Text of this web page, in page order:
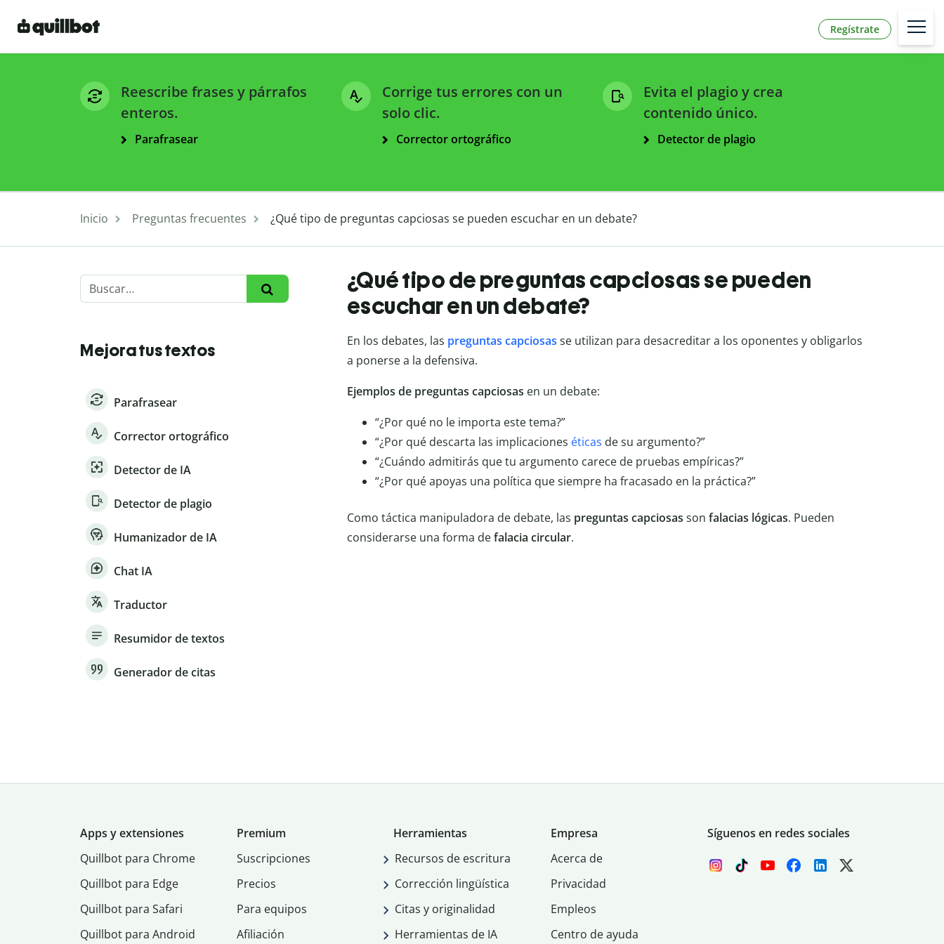
Regístrate
Reescribe frases y párrafos
enteros.
Parafrasear
Corrige tus errores con un
solo clic.
Corrector ortográfico
Evita el plagio y crea
contenido único.
Detector de plagio
Inicio Preguntas frecuentes ¿Qué tipo de preguntas capciosas se pueden escuchar en un debate?
Mejora tus textos
Parafrasear
Corrector ortográfico
Detector de IA
Detector de plagio
Humanizador de IA
Chat IA
Traductor
Resumidor de textos
Generador de citas
¿Qué tipo de preguntas capciosas se pueden
escuchar en un debate?
En los debates, las preguntas capciosas se utilizan para desacreditar a los oponentes y obligarlos
a ponerse a la defensiva.
Ejemplos de preguntas capciosas en un debate:
“¿Por qué no le importa este tema?”
“¿Por qué descarta las implicaciones éticas de su argumento?”
“¿Cuándo admitirás que tu argumento carece de pruebas empíricas?”
“¿Por qué apoyas una política que siempre ha fracasado en la práctica?”
Como táctica manipuladora de debate, las preguntas capciosas son falacias lógicas. Pueden
considerarse una forma defalacia circular.
Apps y extensiones
Quillbot para Chrome
Quillbot para Edge
Quillbot para Safari
Quillbot para Android
Premium
Suscripciones
Precios
Para equipos
Afiliación
Herramientas
Recursos de escritura
Corrección lingüística
Citas y originalidad
Herramientas de IA
Empresa
Acerca de
Privacidad
Empleos
Centro de ayuda
Síguenos en redes sociales